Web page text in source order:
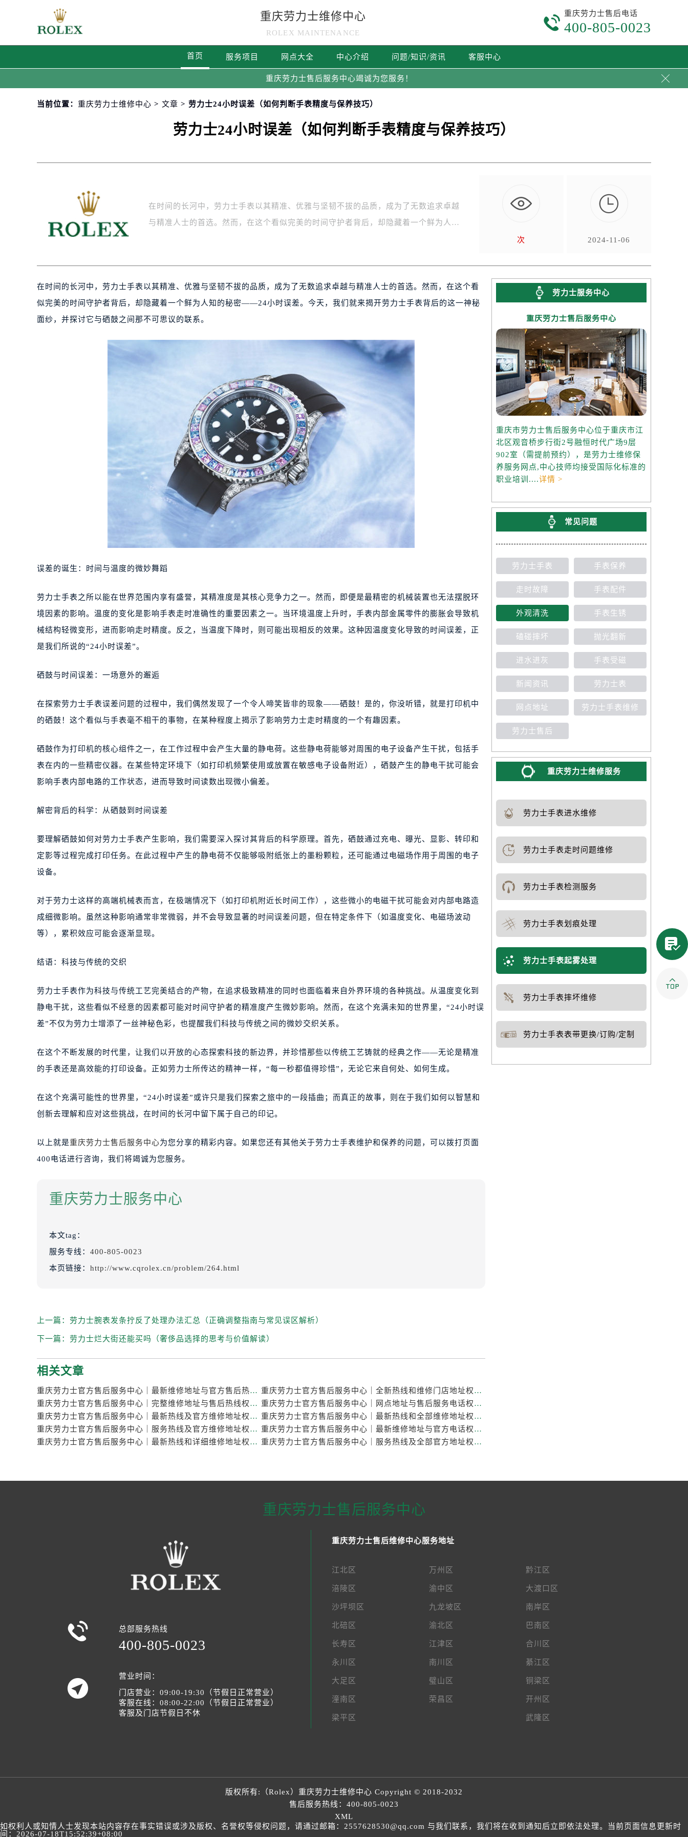
重庆劳力士维修中心
ROLEX MAINTENANCE

重庆劳力士售后电话
400-805-0023
首页 服务项目 网点大全 中心介绍 问题/知识/资讯 客服中心
重庆劳力士售后服务中心竭诚为您服务！ 
当前位置： 重庆劳力士维修中心 > 文章 > 劳力士24小时误差（如何判断手表精度与保养技巧）
劳力士24小时误差（如何判断手表精度与保养技巧）
在时间的长河中，劳力士手表以其精准、优雅与坚韧不拔的品质，成为了无数追求卓越
与精准人士的首选。然而，在这个看似完美的时间守护者背后，却隐藏着一个鲜为人…
次

2024-11-06
在时间的长河中，劳力士手表以其精准、优雅与坚韧不拔的品质，成为了无数追求卓越与精准人士的首选。然而，在这个看
似完美的时间守护者背后，却隐藏着一个鲜为人知的秘密——24小时误差。今天，我们就来揭开劳力士手表背后的这一神秘
面纱，并探讨它与硒鼓之间那不可思议的联系。
误差的诞生：时间与温度的微妙舞蹈
劳力士手表之所以能在世界范围内享有盛誉，其精准度是其核心竞争力之一。然而，即便是最精密的机械装置也无法摆脱环
境因素的影响。温度的变化是影响手表走时准确性的重要因素之一。当环境温度上升时，手表内部金属零件的膨胀会导致机
械结构轻微变形，进而影响走时精度。反之，当温度下降时，则可能出现相反的效果。这种因温度变化导致的时间误差，正
是我们所说的“24小时误差”。
硒鼓与时间误差：一场意外的邂逅
在探索劳力士手表误差问题的过程中，我们偶然发现了一个令人啼笑皆非的现象——硒鼓！是的，你没听错，就是打印机中
的硒鼓！这个看似与手表毫不相干的事物，在某种程度上揭示了影响劳力士走时精度的一个有趣因素。
硒鼓作为打印机的核心组件之一，在工作过程中会产生大量的静电荷。这些静电荷能够对周围的电子设备产生干扰，包括手
表在内的一些精密仪器。在某些特定环境下（如打印机频繁使用或放置在敏感电子设备附近），硒鼓产生的静电干扰可能会
影响手表内部电路的工作状态，进而导致时间读数出现微小偏差。
解密背后的科学：从硒鼓到时间误差
要理解硒鼓如何对劳力士手表产生影响，我们需要深入探讨其背后的科学原理。首先，硒鼓通过充电、曝光、显影、转印和
定影等过程完成打印任务。在此过程中产生的静电荷不仅能够吸附纸张上的墨粉颗粒，还可能通过电磁场作用于周围的电子
设备。
对于劳力士这样的高端机械表而言，在极端情况下（如打印机附近长时间工作），这些微小的电磁干扰可能会对内部电路造
成细微影响。虽然这种影响通常非常微弱，并不会导致显著的时间误差问题，但在特定条件下（如温度变化、电磁场波动
等），累积效应可能会逐渐显现。
结语：科技与传统的交织
劳力士手表作为科技与传统工艺完美结合的产物，在追求极致精准的同时也面临着来自外界环境的各种挑战。从温度变化到
静电干扰，这些看似不经意的因素都可能对时间守护者的精准度产生微妙影响。然而，在这个充满未知的世界里，“24小时误
差”不仅为劳力士增添了一丝神秘色彩，也提醒我们科技与传统之间的微妙交织关系。
在这个不断发展的时代里，让我们以开放的心态探索科技的新边界，并珍惜那些以传统工艺铸就的经典之作——无论是精准
的手表还是高效能的打印设备。正如劳力士所传达的精神一样，“每一秒都值得珍惜”，无论它来自何处、如何生成。
在这个充满可能性的世界里，“24小时误差”或许只是我们探索之旅中的一段插曲；而真正的故事，则在于我们如何以智慧和
创新去理解和应对这些挑战，在时间的长河中留下属于自己的印记。
以上就是重庆劳力士售后服务中心为您分享的精彩内容。如果您还有其他关于劳力士手表维护和保养的问题，可以拨打页面
400电话进行咨询，我们将竭诚为您服务。
重庆劳力士服务中心
本文tag：
服务专线： 400-805-0023
本页链接： http://www.cqrolex.cn/problem/264.html
上一篇： 劳力士腕表发条拧反了处理办法汇总（正确调整指南与常见误区解析）
下一篇： 劳力士烂大街还能买吗（奢侈品选择的思考与价值解读）
相关文章
重庆劳力士官方售后服务中心｜最新维修地址与官方售后热线权威信息公示（2026年7月最新）
重庆劳力士官方售后服务中心｜全新热线和维修门店地址权威信息公示（2026年7月最新）
重庆劳力士官方售后服务中心｜完整维修地址与售后热线权威信息公示（2026年7月最新）
重庆劳力士官方售后服务中心｜网点地址与售后服务电话权威信息公示（2026年7月最新）
重庆劳力士官方售后服务中心｜最新热线及官方维修地址权威信息公示（2026年7月最新）
重庆劳力士官方售后服务中心｜最新热线和全部维修地址权威信息公示（2026年7月最新）
重庆劳力士官方售后服务中心｜服务热线及官方维修地址权威信息公示（2026年7月最新）
重庆劳力士官方售后服务中心｜最新维修地址与官方电话权威信息公示（2026年7月最新）
重庆劳力士官方售后服务中心｜最新热线和详细维修地址权威信息公示（2026年7月最新）
重庆劳力士官方售后服务中心｜服务热线及全部官方地址权威信息公示（2026年7月最新）
劳力士服务中心
重庆劳力士售后服务中心
重庆市劳力士售后服务中心位于重庆市江
北区观音桥步行街2号融恒时代广场9层
902室（需提前预约），是劳力士维修保
养服务网点,中心技师均接受国际化标准的
职业培训....详情 >
常见问题
劳力士手表 手表保养
走时故障 手表配件
外观清洗 手表生锈
磕碰摔坏 抛光翻新
进水进灰 手表受磁
新闻资讯 劳力士表
网点地址 劳力士手表维修
劳力士售后
重庆劳力士维修服务
劳力士手表进水维修
劳力士手表走时问题维修
劳力士手表检测服务
劳力士手表划痕处理
劳力士手表起雾处理
劳力士手表摔坏维修
劳力士手表表带更换/订购/定制
重庆劳力士售后服务中心
 总部服务热线
400-805-0023

营业时间：
门店营业：09:00-19:30（节假日正常营业）
客服在线：08:00-22:00（节假日正常营业）
客服及门店节假日不休
重庆劳力士售后维修中心服务地址
江北区 万州区 黔江区
涪陵区 渝中区 大渡口区
沙坪坝区 九龙坡区 南岸区
北碚区 渝北区 巴南区
长寿区 江津区 合川区
永川区 南川区 綦江区
大足区 璧山区 铜梁区
潼南区 荣昌区 开州区
梁平区 武隆区
版权所有:（Rolex） 重庆劳力士维修中心 Copyright © 2018-2032
售后服务热线： 400-805-0023
XML
如权利人或知情人士发现本站内容存在事实错误或涉及版权、名誉权等侵权问题，请通过邮箱：2557628530@qq.com 与我们联系，我们将在收到通知后立即依法处理。当前页面信息更新时
间：2026-07-18T15:52:39+08:00

